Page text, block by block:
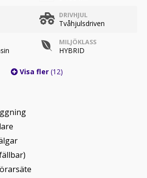
DRIVHJUL
Tvåhjulsdriven
MILJÖKLASS
HYBRID
Visa fler (12)